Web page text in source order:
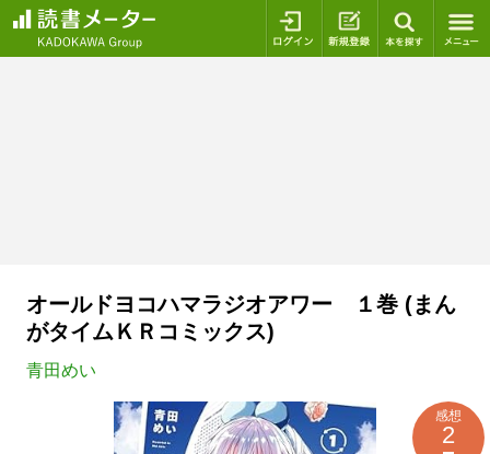
ログイン 新規登録
オールドヨコハマラジオアワー １巻 (まん
がタイムＫＲコミックス)
青田めい
感想
2